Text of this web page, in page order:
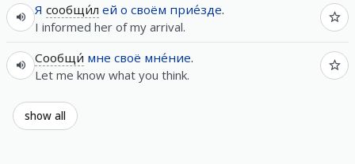
Я сообщи́л ей о своём прие́зде.
I informed her of my arrival.
Сообщи́ мне своё мне́ние.
Let me know what you think.
show all